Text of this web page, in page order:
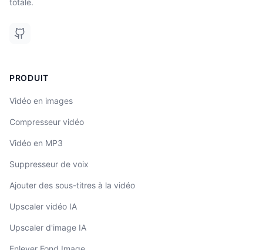
totale.
PRODUIT
Vidéo en images
Compresseur vidéo
Vidéo en MP3
Suppresseur de voix
Ajouter des sous-titres à la vidéo
Upscaler vidéo IA
Upscaler d'image IA